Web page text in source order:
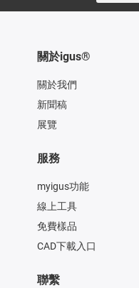
關於igus®
關於我們
新聞稿
展覽
服務
myigus功能
線上工具
免費樣品
CAD下載入口
聯繫